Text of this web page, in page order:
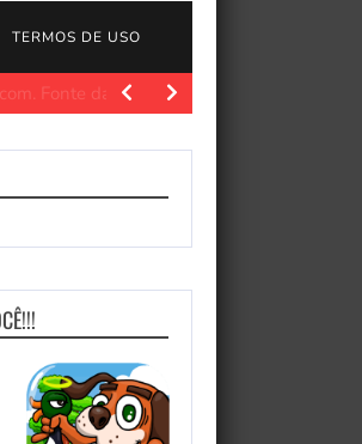
TERMOS DE USO
imagem: Polygon Fonte da imagem:…